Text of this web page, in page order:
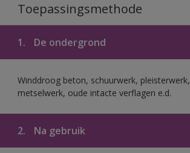
Toepassingsmethode
1. De ondergrond
Winddroog beton, schuurwerk, pleisterwerk,
metselwerk, oude intacte verflagen e.d.
2. Na gebruik